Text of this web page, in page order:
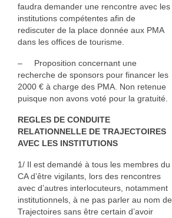
faudra demander une rencontre avec les
institutions compétentes afin de
rediscuter de la place donnée aux PMA
dans les offices de tourisme.
– Proposition concernant une
recherche de sponsors pour financer les
2000 € à charge des PMA. Non retenue
puisque non avons voté pour la gratuité.
REGLES DE CONDUITE
RELATIONNELLE DE TRAJECTOIRES
AVEC LES INSTITUTIONS
1/ Il est demandé à tous les membres du
CA d’être vigilants, lors des rencontres
avec d’autres interlocuteurs, notamment
institutionnels, à ne pas parler au nom de
Trajectoires sans être certain d’avoir